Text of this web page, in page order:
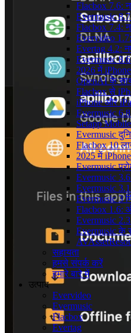
Flacbox 7.6:
Evermusic
Flacbox 7.4:
Evervideo
Evertag 4.2:
Evermusic
2026 में
OpenAI के
Flacbox से
iPhone और
Evermusic
Setapp
Evermusic
Flacbox 10
2025 में
Evermusic
Evermusic
Evermusic
Evermusic 3
Flacbox 1.6:
Evermusic
Evermusic के
सहायता
हमसे संपर्क करें
हमारे बारे में
उत्पाद
Evervideo
Evermusic
Flacbox
Evertag